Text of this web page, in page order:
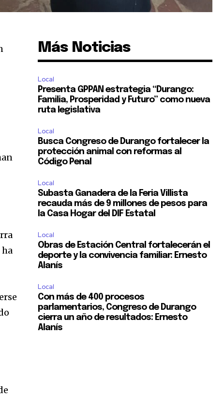
ha
Más Noticias
Local
Presenta GPPAN estrategia “Durango:
Familia, Prosperidad y Futuro” como nueva
ruta legislativa
Local
Busca Congreso de Durango fortalecer la
protección animal con reformas al
Código Penal
Local
Subasta Ganadera de la Feria Villista
recauda más de 9 millones de pesos para
la Casa Hogar del DIF Estatal
Local
Obras de Estación Central fortalecerán el
deporte y la convivencia familiar: Ernesto
Alanís
Local
Con más de 400 procesos
parlamentarios, Congreso de Durango
cierra un año de resultados: Ernesto
Alanís